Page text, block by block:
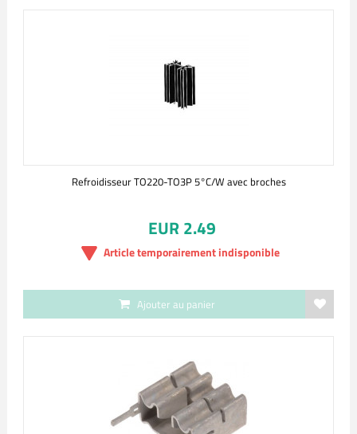
Refroidisseur TO220-TO3P 5°C/W avec broches
EUR 2.49
Article temporairement indisponible
Ajouter au panier